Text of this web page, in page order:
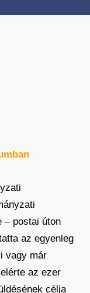
– postai úton
az egyenleg
vagy már
az ezer
célja